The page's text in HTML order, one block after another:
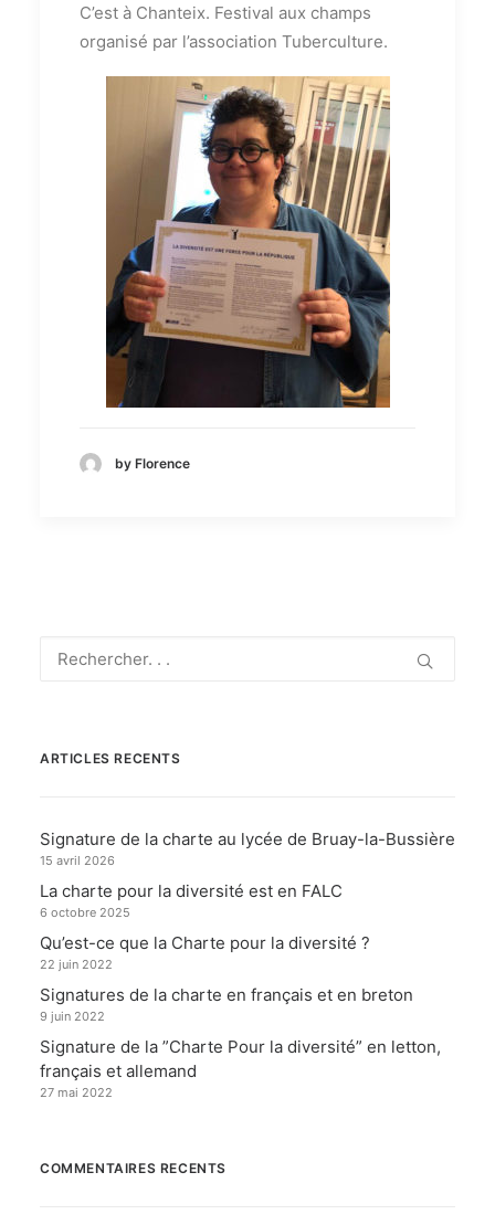
C’est à Chanteix. Festival aux champs
organisé par l’association Tuberculture.
by Florence
ARTICLES RECENTS
Signature de la charte au lycée de Bruay-la-Bussière
15 avril 2026
La charte pour la diversité est en FALC
6 octobre 2025
Qu’est-ce que la Charte pour la diversité ?
22 juin 2022
Signatures de la charte en français et en breton
9 juin 2022
Signature de la ”Charte Pour la diversité” en letton,
français et allemand
27 mai 2022
COMMENTAIRES RECENTS